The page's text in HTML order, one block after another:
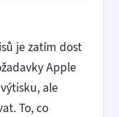
je zatím dost
Apple
ale
To, co